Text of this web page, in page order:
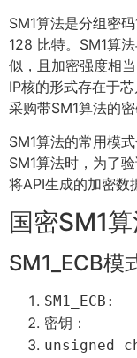
SM1算法是分组密
128 比特。SM1算
似，且加密强度相
IP核的形式存在于
采购带SM1算法的密
SM1算法的常用模
SM1算法时，为了
将API生成的加密数
国密SM1
SM1_ECB模
SM1_ECB :
密钥：
unsigned